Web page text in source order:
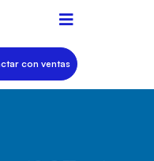
con ventas